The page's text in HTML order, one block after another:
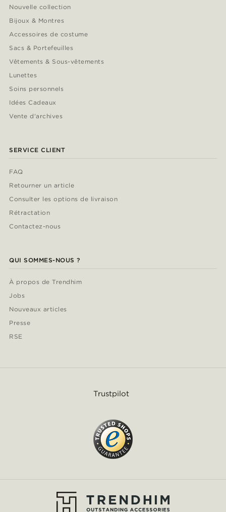
Nouvelle collection
Bijoux & Montres
Accessoires de costume
Sacs & Portefeuilles
Vêtements & Sous-vêtements
Lunettes
Soins personnels
Idées Cadeaux
Vente d'archives
SERVICE CLIENT
FAQ
Retourner un article
Consulter les options de livraison
Rétractation
Contactez-nous
QUI SOMMES-NOUS ?
À propos de Trendhim
Jobs
Nouveaux articles
Presse
RSE
Trustpilot